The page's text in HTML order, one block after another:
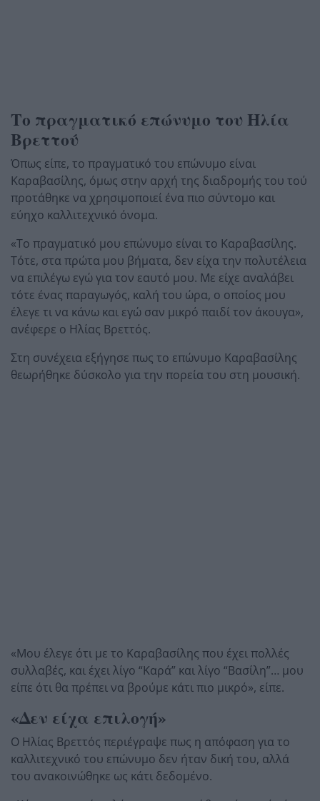
Το πραγματικό επώνυμο του Ηλία
Βρεττού
Όπως είπε, το πραγματικό του επώνυμο είναι
Καραβασίλης, όμως στην αρχή της διαδρομής του τού
προτάθηκε να χρησιμοποιεί ένα πιο σύντομο και
εύηχο καλλιτεχνικό όνομα.
«Το πραγματικό μου επώνυμο είναι το Καραβασίλης.
Τότε, στα πρώτα μου βήματα, δεν είχα την πολυτέλεια
να επιλέγω εγώ για τον εαυτό μου. Με είχε αναλάβει
τότε ένας παραγωγός, καλή του ώρα, ο οποίος μου
έλεγε τι να κάνω και εγώ σαν μικρό παιδί τον άκουγα»,
ανέφερε ο Ηλίας Βρεττός.
Στη συνέχεια εξήγησε πως το επώνυμο Καραβασίλης
θεωρήθηκε δύσκολο για την πορεία του στη μουσική.
«Μου έλεγε ότι με το Καραβασίλης που έχει πολλές
συλλαβές, και έχει λίγο “Καρά” και λίγο “Βασίλη”… μου
είπε ότι θα πρέπει να βρούμε κάτι πιο μικρό», είπε.
«Δεν είχα επιλογή»
Ο Ηλίας Βρεττός περιέγραψε πως η απόφαση για το
καλλιτεχνικό του επώνυμο δεν ήταν δική του, αλλά
του ανακοινώθηκε ως κάτι δεδομένο.